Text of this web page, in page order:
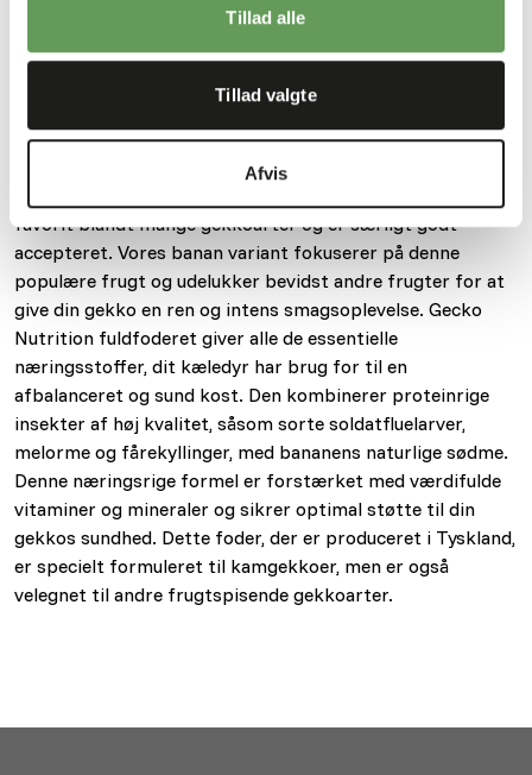
Tillad alle
Tillad valgte
Afvis
Om dette produkt
favorit blandt mange gekkoarter og er særligt godt
accepteret. Vores banan variant fokuserer på denne
populære frugt og udelukker bevidst andre frugter for at
give din gekko en ren og intens smagsoplevelse. Gecko
Nutrition fuldfoderet giver alle de essentielle
næringsstoffer, dit kæledyr har brug for til en
afbalanceret og sund kost. Den kombinerer proteinrige
insekter af høj kvalitet, såsom sorte soldatfluelarver,
melorme og fårekyllinger, med bananens naturlige sødme.
Denne næringsrige formel er forstærket med værdifulde
vitaminer og mineraler og sikrer optimal støtte til din
gekkos sundhed. Dette foder, der er produceret i Tyskland,
er specielt formuleret til kamgekkoer, men er også
velegnet til andre frugtspisende gekkoarter.